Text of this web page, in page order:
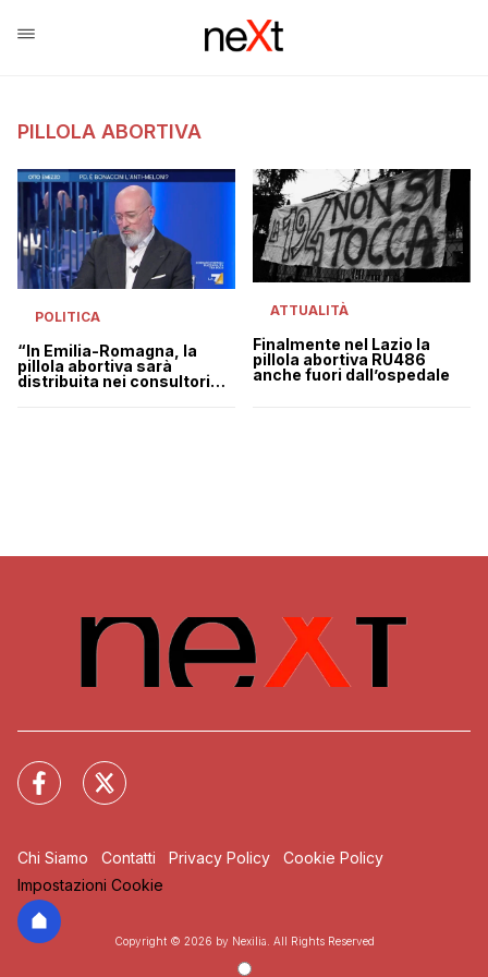
PILLOLA ABORTIVA
POLITICA
“In Emilia-Romagna, la
pillola abortiva sarà
distribuita nei consultori
ATTUALITÀ
Finalmente nel Lazio la
pillola abortiva RU486
anche fuori dall’ospedale
Chi Siamo Contatti Privacy Policy
Cookie Policy
Impostazioni Cookie
Copyright © 2026 by Nexilia. All Rights Reserved